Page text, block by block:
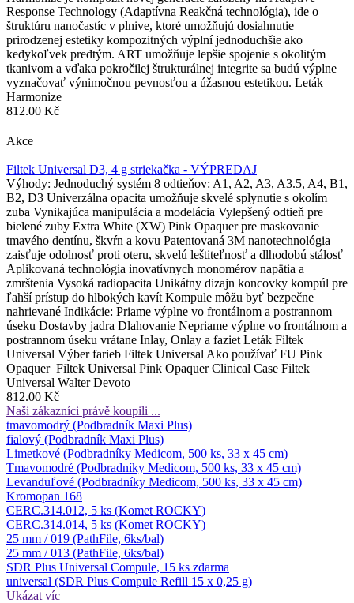
Response Technology (Adaptívna Reakčná technológia), ide o
štruktúru nanočastíc v plnive, ktoré umožňujú dosiahnutie
prirodzenej estetiky kompozitných výplní jednoduchšie ako
kedykoľvek predtým. ART umožňuje lepšie spojenie s okolitým
tkanivom a vďaka pokročilej štrukturálnej integrite sa budú výplne
vyznačovať výnimočnou pevnosťou a úžasnou estetikou. Leták
Harmonize
812.00 Kč
Akce
Filtek Universal D3, 4 g striekačka - VÝPREDAJ
Výhody: Jednoduchý systém 8 odtieňov: A1, A2, A3, A3.5, A4, B1,
B2, D3 Univerzálna opacita umožňuje skvelé splynutie s okolím
zuba Vynikajúca manipulácia a modelácia Vylepšený odtieň pre
bielené zuby Extra White (XW) Pink Opaquer pre maskovanie
tmavého dentínu, škvŕn a kovu Patentovaná 3M nanotechnológia
zaisťuje odolnosť proti oteru, skvelú leštiteľnosť a dlhodobú stálosť
Aplikovaná technológia inovatívnych monomérov napätia a
zmrštenia Vysoká radiopacita Unikátny dizajn koncovky kompúl pre
ľahší prístup do hlbokých kavít Kompule môžu byť bezpečne
nahrievané Indikácie: Priame výplne vo frontálnom a postrannom
úseku Dostavby jadra Dlahovanie Nepriame výplne vo frontálnom a
postrannom úseku vrátane Inlay, Onlay a faziet Leták Filtek
Universal Výber farieb Filtek Universal Ako používať FU Pink
Opaquer Filtek Universal Pink Opaquer Clinical Case Filtek
Universal Walter Devoto
812.00 Kč
Naši zákazníci právě koupili ...
tmavomodrý (Podbradník Maxi Plus)
fialový (Podbradník Maxi Plus)
Limetkové (Podbradníky Medicom, 500 ks, 33 x 45 cm)
Tmavomodré (Podbradníky Medicom, 500 ks, 33 x 45 cm)
Levanduľové (Podbradníky Medicom, 500 ks, 33 x 45 cm)
Kromopan 168
CERC.314.012, 5 ks (Komet ROCKY)
CERC.314.014, 5 ks (Komet ROCKY)
25 mm / 019 (PathFile, 6ks/bal)
25 mm / 013 (PathFile, 6ks/bal)
SDR Plus Universal Compule, 15 ks zdarma
universal (SDR Plus Compule Refill 15 x 0,25 g)
Ukázat víc